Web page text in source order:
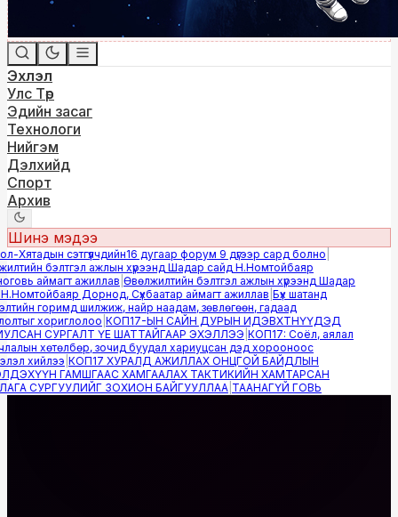
Эхлэл
Улс Төр
Эдийн засаг
Технологи
Нийгэм
Дэлхийд
Спорт
Архив
Шинэ мэдээ
Хятадын сэтгүүлчдийн16 дугаар форум 9 дүгээр сард болно|
бэлтгэл ажлын хүрээнд Шадар сайд Н.Номтойбаяр
аймагт ажиллав|Өвөлжилтийн бэлтгэл ажлын хүрээнд Шадар
Дорнод, Сүхбаатар аймагт ажиллав|Бүх шатанд
горимд шилжиж, найр наадам, зөвлөгөөн, гадаад
хориглолоо|КОП17-ЫН САЙН ДУРЫН ИДЭВХТНҮҮДЭД
СУРГАЛТ ҮЕ ШАТТАЙГААР ЭХЭЛЛЭЭ|КОП17: Соёл, аялал
хөтөлбөр, зочид буудал хариуцсан дэд хорооноос
хийлээ|КОП17 ХУРАЛД АЖИЛЛАХ ОНЦГОЙ БАЙДЛЫН
ГАМШГААС ХАМГААЛАХ ТАКТИКИЙН ХАМТАРСАН
СУРГУУЛИЙГ ЗОХИОН БАЙГУУЛЛАА|ТААНАГҮЙ ГОВЬ